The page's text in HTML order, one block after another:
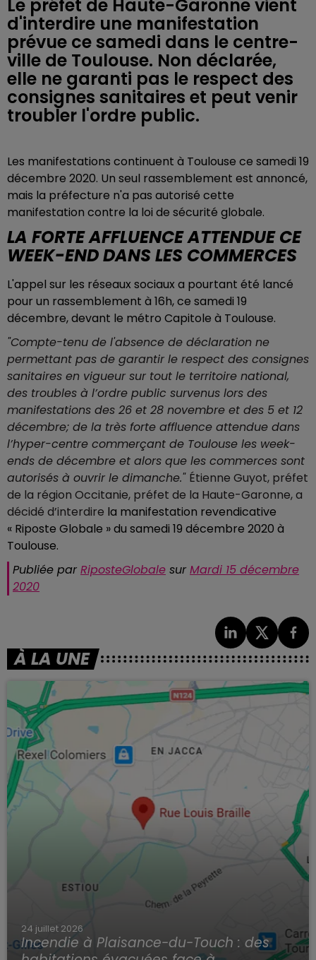
Le préfet de Haute-Garonne vient
d'interdire une manifestation
prévue ce samedi dans le centre-
ville de Toulouse. Non déclarée,
elle ne garanti pas le respect des
consignes sanitaires et peut venir
troubler l'ordre public.
Les manifestations continuent à Toulouse ce samedi 19
décembre 2020. Un seul rassemblement est annoncé,
mais la préfecture n'a pas autorisé cette
manifestation contre la loi de sécurité globale.
LA FORTE AFFLUENCE ATTENDUE CE
WEEK-END DANS LES COMMERCES
L'appel sur les réseaux sociaux a pourtant été lancé
pour un rassemblement à 16h, ce samedi 19
décembre, devant le métro Capitole à Toulouse.
"Compte-tenu de l'absence de déclaration ne
permettant pas de garantir le respect des consignes
sanitaires en vigueur sur tout le territoire national,
des troubles à l’ordre public survenus lors des
manifestations des 26 et 28 novembre et des 5 et 12
décembre; de la très forte affluence attendue dans
l’hyper-centre commerçant de Toulouse les week-
ends de décembre et alors que les commerces sont
autorisés à ouvrir le dimanche." Étienne Guyot, préfet
de la région Occitanie, préfet de la Haute-Garonne, a
décidé d’interdire la manifestation revendicative
« Riposte Globale » du samedi 19 décembre 2020 à
Toulouse.
Publiée par RiposteGlobale sur Mardi 15 décembre
2020
À LA UNE
24 juillet 2026
Incendie à Plaisance-du-Touch : des